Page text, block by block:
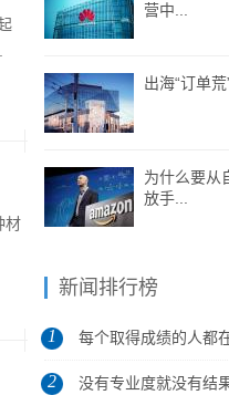
材
营中...
出海“订单
为什么要从
放手...
新闻排行榜
1 每个取得成绩的人都
2 没有专业度就没有结